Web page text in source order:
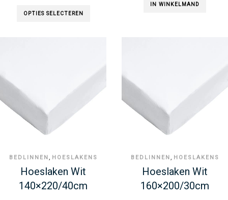
OPTIES SELECTEREN
IN WINKELMAND
BEDLINNEN , HOESLAKENS
Hoeslaken Wit
140×220/40cm
BEDLINNEN , HOESLAKENS
Hoeslaken Wit
160×200/30cm